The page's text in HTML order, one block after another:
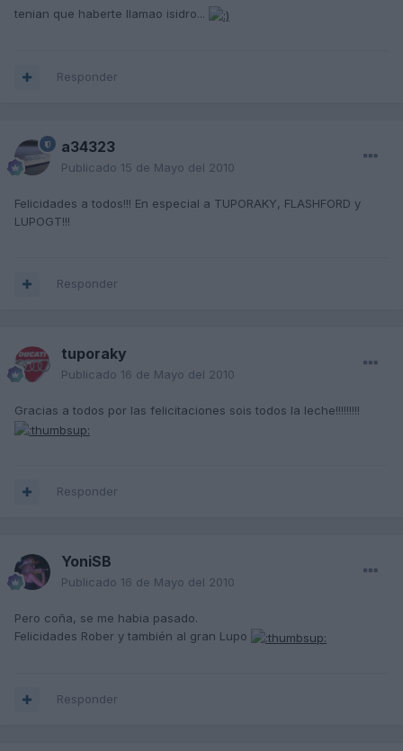
tenian que haberte llamao isidro...
Responder
a34323
Publicado 15 de Mayo del 2010
Felicidades a todos!!! En especial a TUPORAKY, FLASHFORD y
LUPOGT!!!
Responder
tuporaky
Publicado 16 de Mayo del 2010
Gracias a todos por las felicitaciones sois todos la leche!!!!!!!!!
Responder
YoniSB
Publicado 16 de Mayo del 2010
Pero coña, se me habia pasado.
Felicidades Rober y también al gran Lupo
Responder